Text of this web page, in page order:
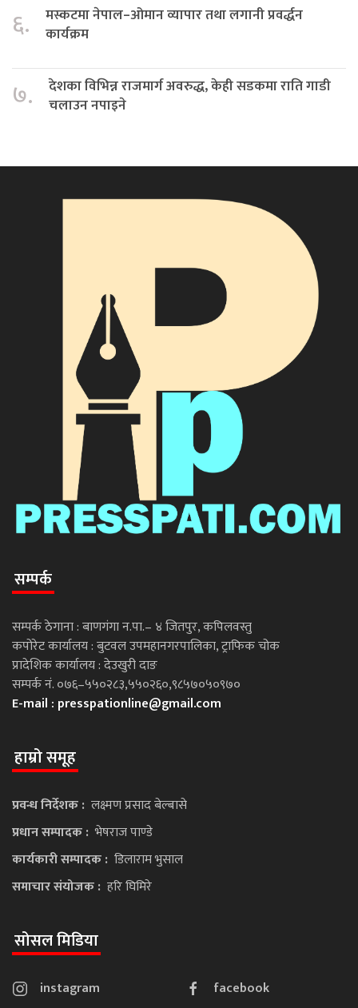
६.
मस्कटमा नेपाल–ओमान व्यापार तथा लगानी प्रवर्द्धन
कार्यक्रम
७.
देशका विभिन्न राजमार्ग अवरुद्ध, केही सडकमा राति गाडी
चलाउन नपाइने
सम्पर्क
सम्पर्क ठेगाना : बाणगंगा न.पा.– ४ जितपुर, कपिलवस्तु
कपोरेट कार्यालय : बुटवल उपमहानगरपालिका, ट्राफिक चोक
प्रादेशिक कार्यालय : देउखुरी दाङ
सम्पर्क नं. ०७६–५५०२८३,५५०२६०,९८५७०५०९७०
E-mail : presspationline@gmail.com
हाम्रो समूह
प्रवन्ध निर्देशक : लक्ष्मण प्रसाद बेल्बासे
प्रधान सम्पादक : भेषराज पाण्डे
कार्यकारी सम्पादक : डिलाराम भुसाल
समाचार संयोजक : हरि घिमिरे
सोसल मिडिया
instagram facebook